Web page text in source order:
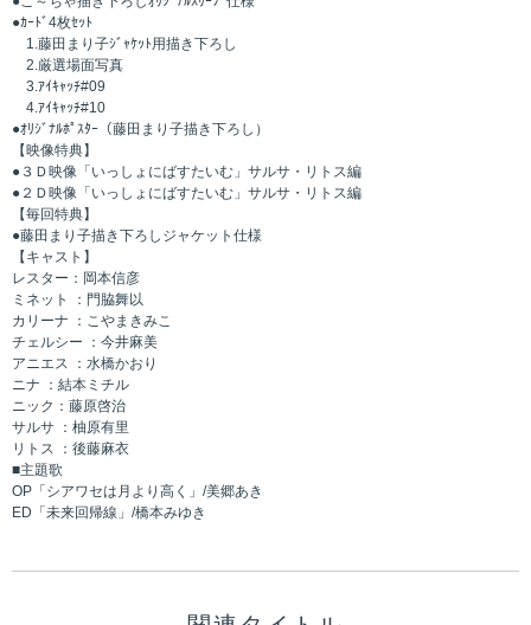
●ｶｰﾄﾞ4枚ｾｯﾄ
1.藤田まり子ｼﾞｬｹｯﾄ用描き下ろし
2.厳選場面写真
3.ｱｲｷｬｯﾁ#09
4.ｱｲｷｬｯﾁ#10
●ｵﾘｼﾞﾅﾙﾎﾟｽﾀｰ（藤田まり子描き下ろし）
【映像特典】
●３Ｄ映像「いっしょにばすたいむ」サルサ・リトス編
●２Ｄ映像「いっしょにばすたいむ」サルサ・リトス編
【毎回特典】
●藤田まり子描き下ろしジャケット仕様
【キャスト】
レスター：岡本信彦
ミネット ：門脇舞以
カリーナ ：こやまきみこ
チェルシー ：今井麻美
アニエス ：水橋かおり
ニナ ：結本ミチル
ニック：藤原啓治
サルサ ：柚原有里
リトス ：後藤麻衣
■主題歌
OP「シアワセは月より高く」/美郷あき
ED「未来回帰線」/橋本みゆき